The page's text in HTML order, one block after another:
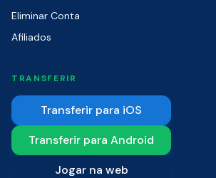
Eliminar Conta
Afiliados
TRANSFERIR
Transferir para iOS
Transferir para Android
Jogar na web